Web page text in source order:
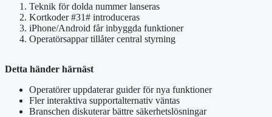
Teknik för dolda nummer lanseras
Kortkoder #31# introduceras
iPhone/Android får inbyggda funktioner
Operatörsappar tillåter central styrning
Detta händer härnäst
Operatörer uppdaterar guider för nya funktioner
Fler interaktiva supportalternativ väntas
Branschen diskuterar bättre säkerhetslösningar